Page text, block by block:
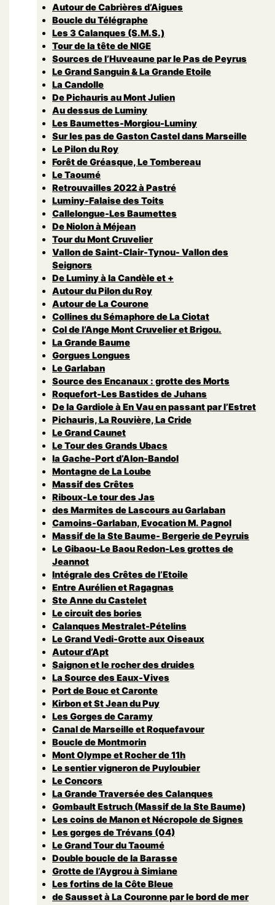
Autour de Cabrières d’Aigues
Boucle du Télégraphe
Les 3 Calanques (S.M.S.)
Tour de la tête de NIGE
Sources de l’Huveaune par le Pas de Peyrus
Le Grand Sanguin & La Grande Etoile
La Candolle
De Pichauris au Mont Julien
Au dessus de Luminy
Les Baumettes-Morgiou-Luminy
Sur les pas de Gaston Castel dans Marseille
Le Pilon du Roy
Forêt de Gréasque, Le Tombereau
Le Taoumé
Retrouvailles 2022 à Pastré
Luminy-Falaise des Toits
Callelongue-Les Baumettes
De Niolon à Méjean
Tour du Mont Cruvelier
Vallon de Saint-Clair-Tynou- Vallon des
Seignors
De Luminy à la Candèle et +
Autour du Pilon du Roy
Autour de La Courone
Collines du Sémaphore de La Ciotat
Col de l’Ange Mont Cruvelier et Brigou.
La Grande Baume
Gorgues Longues
Le Garlaban
Source des Encanaux : grotte des Morts
Roquefort-Les Bastides de Juhans
De la Gardiole à En Vau en passant par l’Estret
Pichauris, La Rouvière, La Cride
Le Grand Caunet
Le Tour des Grands Ubacs
la Gache-Port d’Alon-Bandol
Montagne de La Loube
Massif des Crêtes
Riboux-Le tour des Jas
des Marmites de Lascours au Garlaban
Camoins-Garlaban, Evocation M. Pagnol
Massif de la Ste Baume- Bergerie de Peyruis
Le Gibaou-Le Baou Redon-Les grottes de
Jeannot
Intégrale des Crêtes de l’Etoile
Entre Aurélien et Ragagnas
Ste Anne du Castelet
Le circuit des bories
Calanques Mestralet-Pételins
Le Grand Vedi-Grotte aux Oiseaux
Autour d’Apt
Saignon et le rocher des druides
La Source des Eaux-Vives
Port de Bouc et Caronte
Kirbon et St Jean du Puy
Les Gorges de Caramy
Canal de Marseille et Roquefavour
Boucle de Montmorin
Mont Olympe et Rocher de 11h
Le sentier vigneron de Puyloubier
Le Concors
La Grande Traversée des Calanques
Gombault Estruch (Massif de la Ste Baume)
Les coins de Manon et Nécropole de Signes
Les gorges de Trévans (04)
Le Grand Tour du Taoumé
Double boucle de la Barasse
Grotte de l’Aygrou à Simiane
Les fortins de la Côte Bleue
de Sausset à La Couronne par le bord de mer